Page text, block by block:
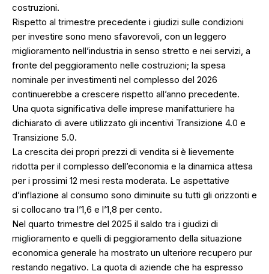
costruzioni.
Rispetto al trimestre precedente i giudizi sulle condizioni
per investire sono meno sfavorevoli, con un leggero
miglioramento nell’industria in senso stretto e nei servizi, a
fronte del peggioramento nelle costruzioni; la spesa
nominale per investimenti nel complesso del 2026
continuerebbe a crescere rispetto all’anno precedente.
Una quota significativa delle imprese manifatturiere ha
dichiarato di avere utilizzato gli incentivi Transizione 4.0 e
Transizione 5.0.
La crescita dei propri prezzi di vendita si è lievemente
ridotta per il complesso dell’economia e la dinamica attesa
per i prossimi 12 mesi resta moderata. Le aspettative
d’inflazione al consumo sono diminuite su tutti gli orizzonti e
si collocano tra l’1,6 e l’1,8 per cento.
Nel quarto trimestre del 2025 il saldo tra i giudizi di
miglioramento e quelli di peggioramento della situazione
economica generale ha mostrato un ulteriore recupero pur
restando negativo. La quota di aziende che ha espresso